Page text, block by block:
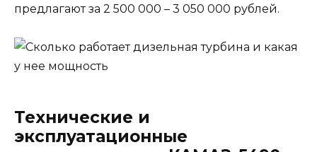
предлагают за 2 500 000 – 3 050 000 рублей.
Технические и
эксплуатационные